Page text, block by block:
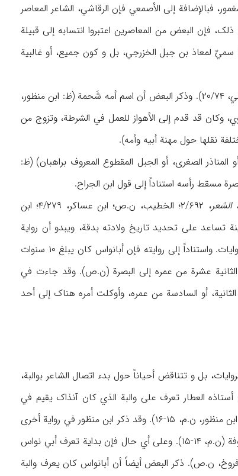
فبالإضافة إلی الأصمعي فإن الرقاشي، الشاعر المعاصر
هجائیة له کل هذه الأنساب مزیفة (ن.م، ۳۳-۳۴؛ أیضاً ظ: ابن بسام، ۴(۱)/۱۹۱). ومع ذلک، فإن البعض من المعاصرین اعتبروا انتسابه إلی قبیلة
لمعاذ بن جبل الخزرجي، بل و کون جمیع، أو غالبیة
، ۲۰/۷۴). وذکر البعض أن اسم أمه شَحمة (ظ: ابن منظور،
وکان قد قدم إلی الأهواز للعمل في الشرطة، وتزوج من
الصغری، أو الجبل المقطوع المعروف براهبان) (ظ:
الشعر
، ۲/۶۹۲؛ الخطیب، ن.ص؛ ابن عساکر، ۴/۲۷۹؛ ابن
في المصادر و في أشعاره أیة قرینة تساعد علی تحدید تاریخ ولادته بدقة، ویبدو أن روایة
تلمیذه یوسف ابن الدایة القاضیة بأن ولادته في ۱۴۰هـ (أبوهفان، ۱۰۹) أقرب إلی الصواب بین کل هذه الروایات. واستناداً إلی روایته فإن أبانواس کان یبلغ ۱۰ سنوات
الثانیة عشرة من عمره إلی البصرة (ن.ص). وقد جاءت في
أو السادسة من عمره، وأوکلت أمره هناک إلی أحد
تأثیر کبیر في تکوین شخصیة أبي نواس (ظ: ابن المعتز، ۸۸). وتختلف الروایات، بل و تتناقض أحیاناً حول بدء اتصال الشاعر بوالبة،
البصرة إلی الأهواز مع أستاذه العطار تعرف علی والبة الذي کان آنذاک یقیم في
، ۱۶/۱۵۰؛ ابن منظور، ن.م، ۱۵-۱۶). وقد ذکر ابن منظور في روایة أخری
أن والبة عندما ذهب من الأهواز إلی البصرة رأی أبانواس في سوق العطارین، فولع به، وأخذه معه إلی الکوفة (ن.م، ۱۴-۱۵). وعلی أي حال فإن بدایة تعرف أبي نواس
کانت في حدود سنة ۱۵۳هـ، وقد کان أبونواس یبلغ من العمر آنذاک ۱۲ سنة (قا: صدقي،۳۷؛ فروخ، ن.ص). ذکر البعض أیضاً أن أبانواس کان یعرف والبة